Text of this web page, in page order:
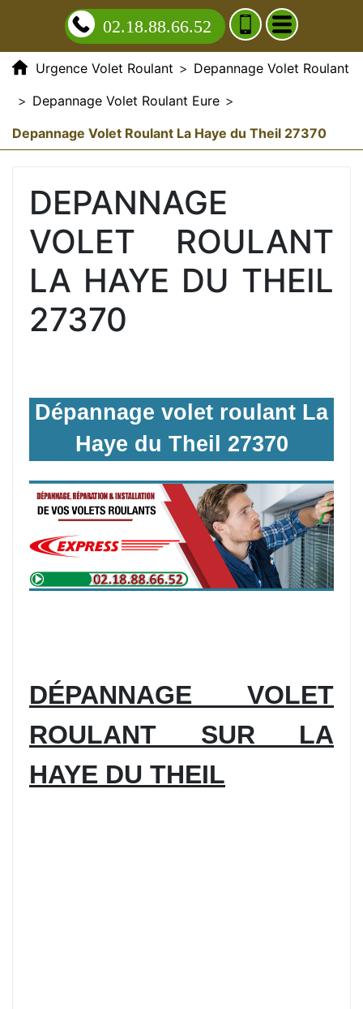
02.18.88.66.52
Urgence Volet Roulant > Depannage Volet Roulant
> Depannage Volet Roulant Eure >
Depannage Volet Roulant La Haye du Theil 27370
DEPANNAGE
VOLET ROULANT
LA HAYE DU THEIL
27370
Dépannage volet roulant La
Haye du Theil 27370
DÉPANNAGE VOLET
ROULANT SUR LA
HAYE DU THEIL